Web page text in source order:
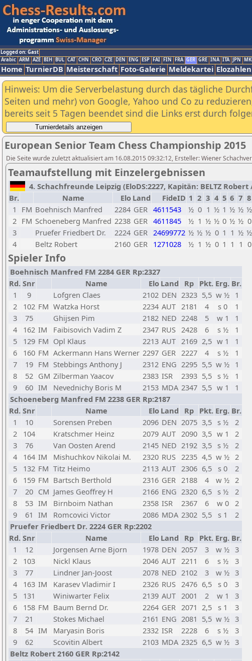
Logged on: Gast
Arabic ARM AZE BIH BUL CAT CHN CRO CZE DEN ENG ESP FAI FIN FRA GER GRE INA ITA JPN
Home TurnierDB Meisterschaft Foto-Galerie Meldekartei Elozahlen
Hinweis: Um die Serverbelastung durch das tägliche
Seiten und mehr) von Google, Yahoo und Co zu
bereits seit 5 Tagen beendet sind die Links erst durch
European Senior Team Chess Championship 2015
Die Seite wurde zuletzt aktualisiert am 16.08.2015 09:32:12, Ersteller: Wiener
Teamaufstellung mit Einzelergebnissen
4. Schachfreunde Leipzig (EloDS:2227, Kapitän: BELTZ Robert
Br.
Name Elo Land FideID 1 2 3 4 5 6 7 8
1
FM Boehnisch Manfred 2284 GER 4611543 ½ 0 1 ½ 1 ½ ½ ½
2 FM Schoeneberg Manfred 2238 GER 4611845 ½ 1 ½ ½ 0 ½ ½ 0
3
Pruefer Friedbert Dr. 2224 GER 24699772 ½ ½ ½ 0 1 1 ½ ½
4
Beltz Robert 2160 GER 1271028 ½ 1 ½ 0 1 1 1 0
Spieler Info
Boehnisch Manfred FM 2284 GER Rp:2327
Rd. Snr Name Elo Land Rp Pkt. Erg. Br.
1
9 Lofgren Claes 2102 DEN 2323 5,5 w ½ 1
2
102 FM Watzka Horst 2234 AUT 2181 4 s 0
1
3
75 Ghijsen Pim 2182 NED 2248 5 w 1
1
4
162 IM Faibisovich Vadim Z 2347 RUS 2428 6 s ½
1
5
129 FM Opl Klaus 2213 AUT 2169 2,5 w 1
1
6
160 FM Ackermann Hans Werner 2297 GER 2227 4 s ½
1
7
19 FM Stebbings Anthony J 2312 ENG 2295 5,5 w ½ 1
8
52 GM Zilberman Yaacov 2383 ISR 2393 5,5 s ½
1
9
60 IM Nevednichy Boris M 2153 MDA 2347 5,5 w 1
1
Schoeneberg Manfred FM 2238 GER Rp:2187
Rd. Snr Name Elo Land Rp Pkt. Erg. Br.
1
10 Sorensen Preben 2096 DEN 2075 3,5 s ½
2
2
104 Kratschmer Heinz 2079 AUT 2090 3,5 w 1
2
3
76 Van Oosten Arend 2145 NED 2192 3,5 s ½
2
4
164 IM Mishuchkov Nikolai M. 2320 RUS 2235 4,5 w ½ 2
5
132 FM Titz Heimo 2113 AUT 2306 6,5 s 0
2
6
159 FM Bartsch Berthold 2316 GER 2188 4 w ½ 2
7
20 CM James Geoffrey H 2166 ENG 2320 6,5 s ½
2
8
53 IM Birnboim Nathan 2358 ISR 2367 6 w 0
2
9
61 IM Romcovici Victor 2086 MDA 2302 5,5 s 1
2
Pruefer Friedbert Dr. 2224 GER Rp:2202
Rd. Snr Name Elo Land Rp Pkt. Erg. Br.
1
12 Jorgensen Arne Bjorn 1978 DEN 2057 3 w ½ 3
2
103 Nickl Klaus 2046 AUT 2211 6 s ½
3
3
77 Lindner Jan-Joost 2078 NED 2102 3 w ½ 3
4
163 IM Karasev Vladimir I 2326 RUS 2476 6,5 s 0
3
5
131 Winiwarter Felix 2139 AUT 2001 2 w 1
3
6
158 FM Baum Bernd Dr. 2264 GER 2071 2,5 s 1
3
7
21 Stokes Michael 2161 ENG 2081 5,5 w ½ 3
8
54 IM Maryasin Boris 2332 ISR 2228 6 s ½
3
9
62 Scovitin Albert 2103 MDA 2325 6,5 w ½ 3
Beltz Robert 2160 GER Rp:2142